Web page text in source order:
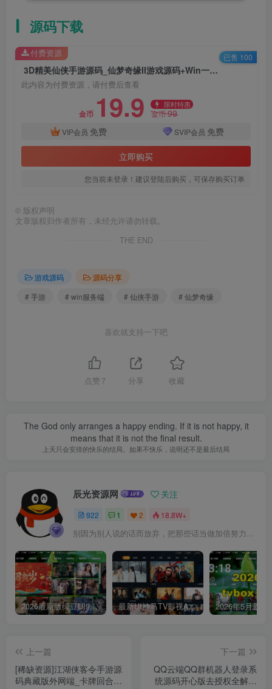
源码下载
3D精美仙侠手游源码_仙梦奇缘II游戏源码+Win一键手工端+苹果IOS安卓双端+通用搭建视频教程+GM物品充值工具+管理后台
此内容为付费资源，请付费后查看
金币 19.9 限时特惠
金币99
VIP会员 免费 SVIP会员 免费
立即购买
您当前未登录！建议登陆后购买，可保存购买订单
付费资源 已售 100
© 版权声明
文章版权归作者所有，未经允许请勿转载。
THE END
游戏源码
源码分享
# 手游
# win服务端 # 仙侠手游 # 仙梦奇缘
喜欢就支持一下吧
点赞 7 分享 收藏
The God only arranges a happy ending. If it is not happy, it
means that it is not the final result.
上天只会安排的快乐的结局。如果不快乐，说明还不是最后结局
辰光资源网 关注
922 1 2 18.8W+
别因为别人说的话而放弃，把那些话当做加倍努力的动力
2026最新版绿豆UI9双端影视APP源码 最新UI神马TV影视APP源码 乐檬影视苹果CMS后台 包含前后端源码
上一篇
[稀缺资源]江湖侠客令手游源
码典藏版外网端_卡牌回合手
下一篇
QQ云端QQ群机器人登录系
统源码开心版去授权全解密